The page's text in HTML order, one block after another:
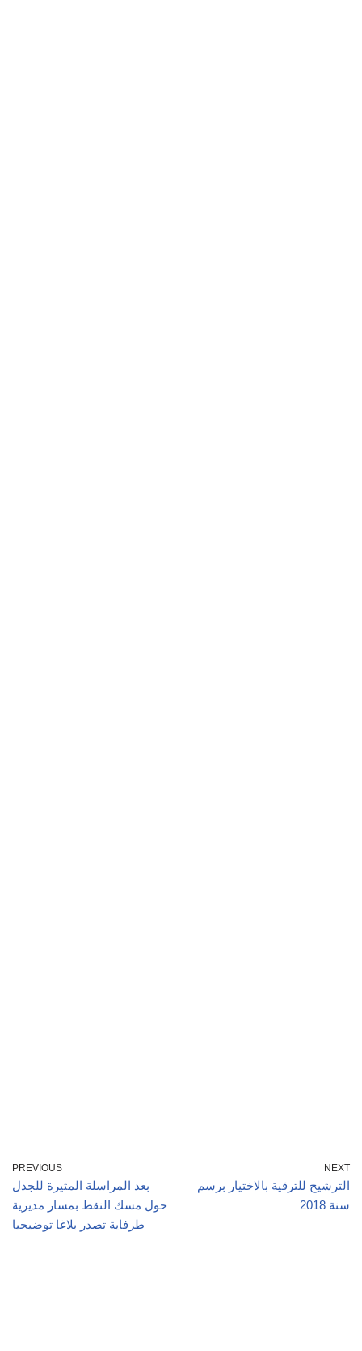
PREVIOUS
بعد المراسلة المثيرة للجدل
حول مسك النقط بمسار مديرية
طرفاية تصدر بلاغا توضيحيا
NEXT
الترشيح للترقية بالاختيار برسم
سنة 2018